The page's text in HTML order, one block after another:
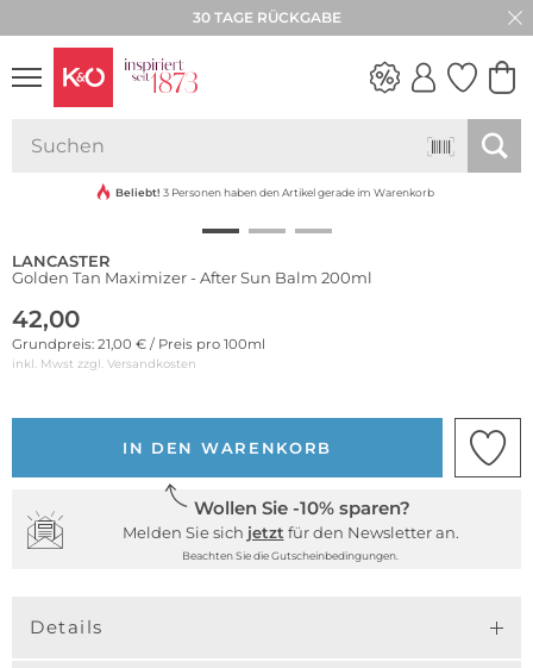
30 TAGE RÜCKGABE
VIBES
Beliebt! 3 Personen haben den Artikel gerade im Warenkorb
LANCASTER
Golden Tan Maximizer - After Sun Balm 200ml
42,00
Grundpreis: 21,00 € / Preis pro 100ml
inkl. Mwst zzgl. Versandkosten
IN DEN WARENKORB
Wollen Sie -10% sparen?
Melden Sie sich jetzt für den Newsletter an.
Beachten Sie die Gutscheinbedingungen.
Details